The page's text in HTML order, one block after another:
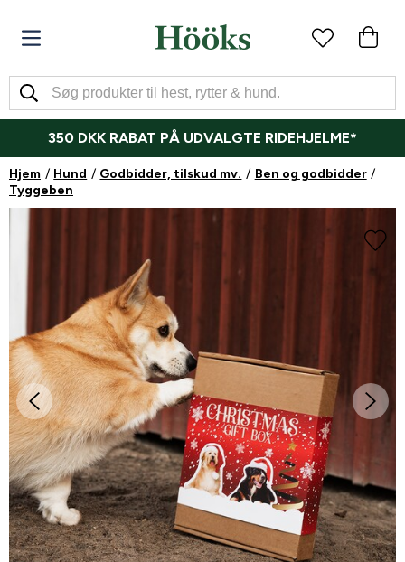
350 DKK RABAT PÅ UDVALGTE RIDEHJELME*
Hjem Hund Godbidder, tilskud mv.
Ben og godbidder
Tyggeben